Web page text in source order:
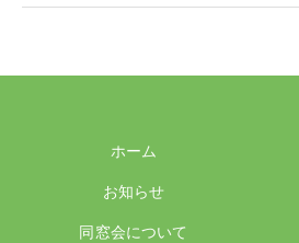
ホーム
お知らせ
同窓会について